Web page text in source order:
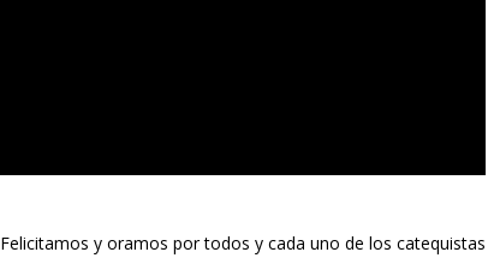
Felicitamos y oramos por todos y cada uno de los catequistas